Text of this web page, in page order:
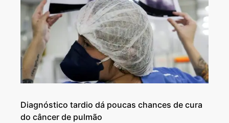
Diagnóstico tardio dá poucas chances de cura
do câncer de pulmão